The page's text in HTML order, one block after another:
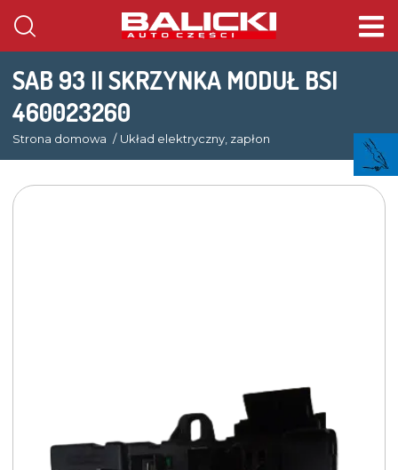
SAB 93 II SKRZYNKA MODUŁ BSI
460023260
Strona domowa Układ elektryczny, zapłon